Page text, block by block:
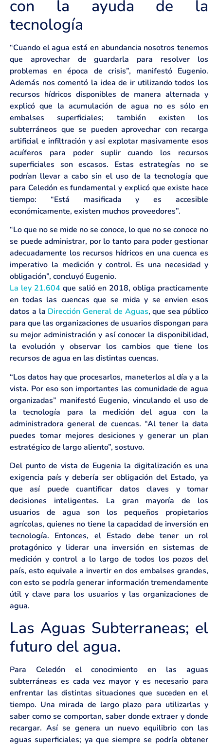
con la ayuda de la
tecnología
“Cuando el agua está en abundancia nosotros tenemos
que aprovechar de guardarla para resolver los
problemas en época de crisis”, manifestó Eugenio.
Además nos comentó la idea de ir utilizando todos los
recursos hídricos disponibles de manera alternada y
explicó que la acumulación de agua no es sólo en
embalses superficiales; también existen los
subterráneos que se pueden aprovechar con recarga
artificial e infiltración y así explotar masivamente esos
acuíferos para poder suplir cuando los recursos
superficiales son escasos. Estas estrategías no se
podrían llevar a cabo sin el uso de la tecnología que
para Celedón es fundamental y explicó que existe hace
tiempo: “Está masificada y es accesible
económicamente, existen muchos proveedores”.
“Lo que no se mide no se conoce, lo que no se conoce no
se puede administrar, por lo tanto para poder gestionar
adecuadamente los recursos hídricos en una cuenca es
imperativo la medición y control. Es una necesidad y
obligación”, concluyó Eugenio.
La ley 21.604 que salió en 2018, obliga practicamente
en todas las cuencas que se mida y se envien esos
datos a la Dirección General de Aguas, que sea público
para que las organizaciones de usuarios dispongan para
su mejor administración y así conocer la disponibilidad,
la evolución y observar los cambios que tiene los
recursos de agua en las distintas cuencas.
“Los datos hay que procesarlos, maneterlos al día y a la
vista. Por eso son importantes las comunidade de agua
organizadas” manifestó Eugenio, vinculando el uso de
la tecnología para la medición del agua con la
administradora general de cuencas. “Al tener la data
puedes tomar mejores desiciones y generar un plan
estratégico de largo aliento”, sostuvo.
Del punto de vista de Eugenia la digitalización es una
exigencia país y debería ser obligación del Estado, ya
que así puede cuantificar datos claves y tomar
decisiones inteligentes. La gran mayoría de los
usuarios de agua son los pequeños propietarios
agrícolas, quienes no tiene la capacidad de inversión en
tecnología. Entonces, el Estado debe tener un rol
protagónico y liderar una inversión en sistemas de
medición y control a lo largo de todos los pozos del
país, esto equivale a invertir en dos embalses grandes,
con esto se podría generar información tremendamente
útil y clave para los usuarios y las organizaciones de
agua.
Las Aguas Subterraneas; el
futuro del agua.
Para Celedón el conocimiento en las aguas
subterráneas es cada vez mayor y es necesario para
enfrentar las distintas situaciones que suceden en el
tiempo. Una mirada de largo plazo para utilizarlas y
saber como se comportan, saber donde extraer y donde
recargar. Así se genera un nuevo equilibrio con las
aguas superficiales; ya que siempre se podría obtener